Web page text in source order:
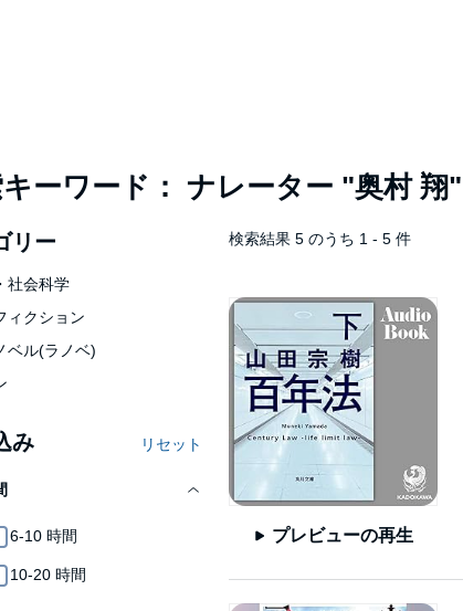
ーワード： ナレーター "奥村 翔"
リー
社会科学
ィクション
ベル(ラノベ)
み リセット
6-10 時間
10-20 時間
検索結果 5 のうち 1 - 5 件
プレビューの再生